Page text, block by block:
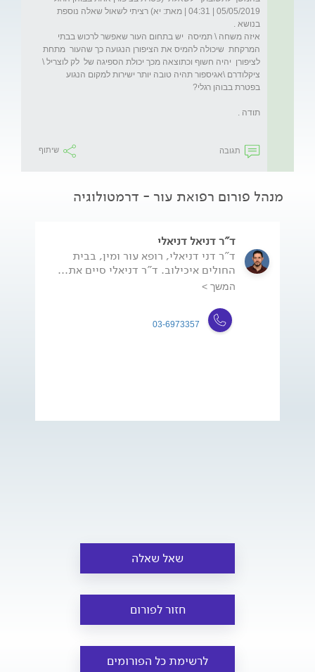
05/05/2019 | 04:31 | מאת: יא) רציתי לשאול שאלה נוספת
איזה משחה \ תמיסה  יש בתחום העור שאפשר לרכוש בבתי
המרקחת  שיכולה להמיס את הציפורן הנגועה כך שהעור  מתחת
לציפורן  יהיה חשוף וכתוצאה מכך יכולת הספיגה של  לק לוצריל \
ציקלודרם \אגיספור תהיה טובה יותר ישירות למקום הנגוע
תגובה שיתוף
מנהל פורום רפואת עור - דרמטולוגיה
ד"ר דניאל דניאלי
ד"ר דני דניאלי, רופא עור ומין, בבית
החולים איכילוב. ד"ר דניאלי סיים את...
המשך >
03-6973357
שאל שאלה
חזור לפורום
לרשימת כל הפורומים